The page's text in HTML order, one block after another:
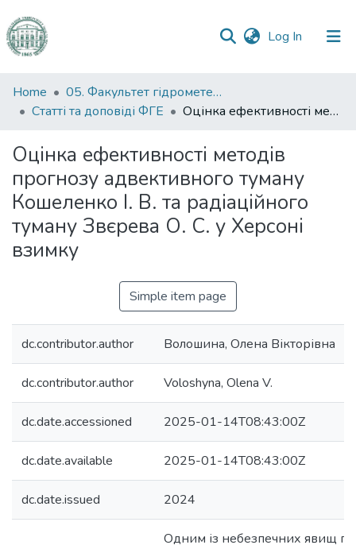
Log In (current)
Communities
&
All of DSpace
Statistics
Home
05. Факультет гідрометеорології і екології
Статті та доповіді ФГЕ
Оцінка ефективності методів прогнозу адвективного туману Кошеленко І. В. та радіаційного туману Звєрева О. С. у Херсоні взимку
Оцінка ефективності методів
прогнозу адвективного туману
Кошеленко І. В. та радіаційного
туману Звєрева О. С. у Херсоні
взимку
Simple item page
dc.contributor.author Волошина, Олена Вікторівна
dc.contributor.author Voloshyna, Olena V.
dc.date.accessioned 2025-01-14T08:43:00Z
dc.date.available 2025-01-14T08:43:00Z
dc.date.issued 2024
Одним із небезпечних явищ